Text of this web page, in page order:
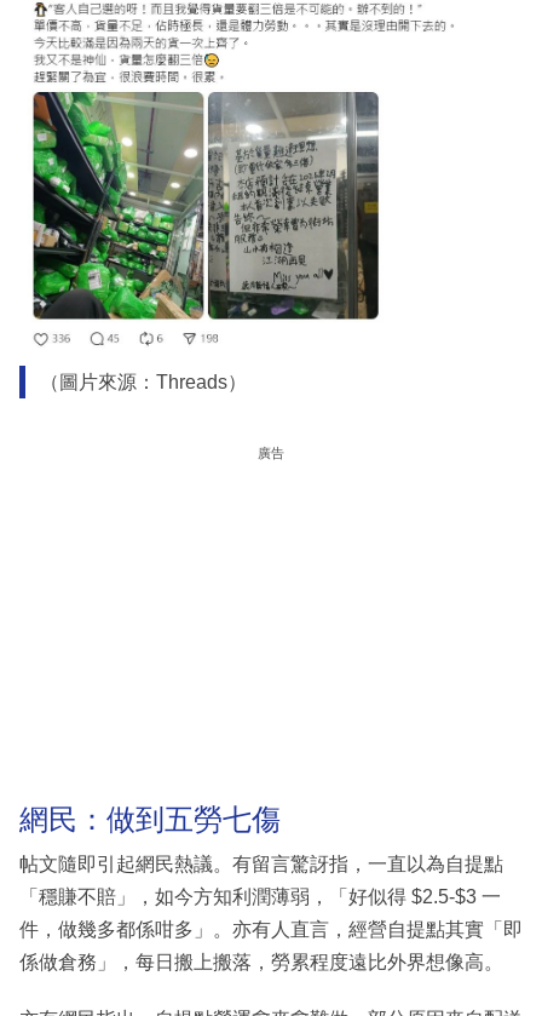
（圖片來源：Threads）
廣告
網民：做到五勞七傷
帖文隨即引起網民熱議。有留言驚訝指，一直以為自提點
「穩賺不賠」，如今方知利潤薄弱，「好似得 $2.5-$3 一
件，做幾多都係咁多」。亦有人直言，經營自提點其實「即
係做倉務」，每日搬上搬落，勞累程度遠比外界想像高。